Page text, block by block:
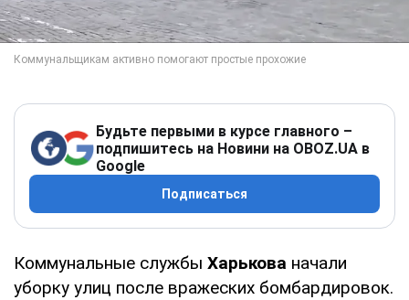
Будьте первыми в курсе главного –
подпишитесь на Новини на OBOZ.UA в
Google
Подписаться
Коммунальные службы Харькова начали
уборку улиц после вражеских бомбардировок.